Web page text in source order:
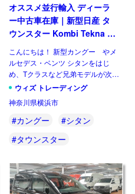
オススメ並行輸入 ディーラ
ー中古車在庫｜新型日産 タ
ウンスター Kombi Tekna L1
1.3 DIG-T130 6MT 左ハンド
ル
こんにちは！ 新型カングー やメ
ルセデス・ベンツ シタンをはじ
め、Tクラスなど兄弟モデルが次々
とデビューしています。待望の国内
調とお聞きします。そのなかで同じ
アライアンス内にある日産からも
ウィズ トレーディング
神奈川県横浜市
#カングー
#シタン
#タウンスター